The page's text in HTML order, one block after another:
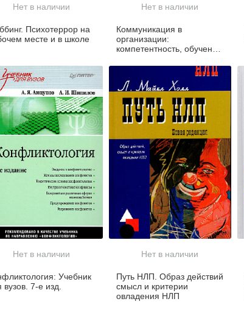
Нет в наличии
Психотеррор на
месте и в школе
Нет в наличии
Коммуникация в
организации:
компетентность, обучение
Нет в наличии
Учебник
вузов. 7-е изд.
Нет в наличии
Путь НЛП. Образ действий
смысл и критерии
овладения НЛП